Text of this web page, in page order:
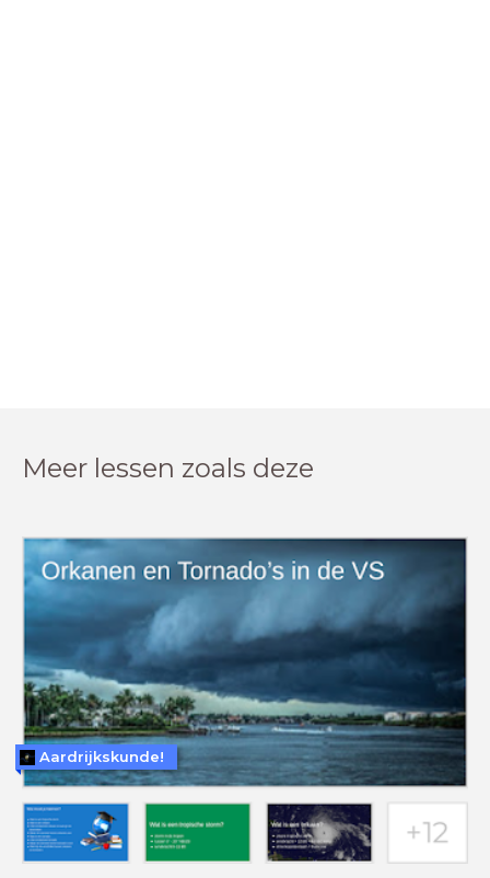
Meer lessen zoals deze
Aardrijkskunde!